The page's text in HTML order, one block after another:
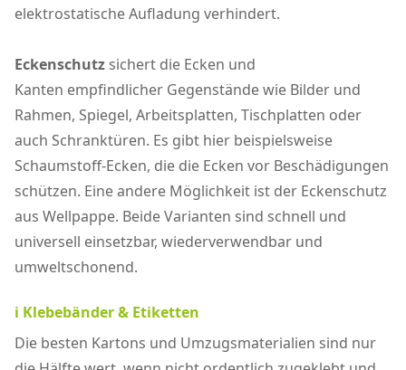
elektrostatische Aufladung verhindert.
Eckenschutz sichert die Ecken und
Kanten empfindlicher Gegenstände wie Bilder und
Rahmen, Spiegel, Arbeitsplatten, Tischplatten oder
auch Schranktüren. Es gibt hier beispielsweise
Schaumstoff-Ecken, die die Ecken vor Beschädigungen
schützen. Eine andere Möglichkeit ist der Eckenschutz
aus Wellpappe. Beide Varianten sind schnell und
universell einsetzbar, wiederverwendbar und
umweltschonend.
ℹ️ Klebebänder & Etiketten
Die besten Kartons und Umzugsmaterialien sind nur